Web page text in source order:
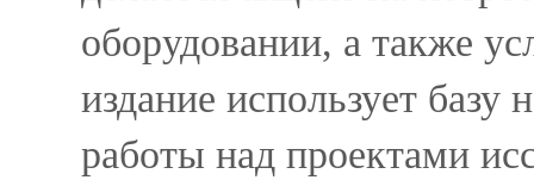
оборудовании, а также
издание использует
работы над проектами